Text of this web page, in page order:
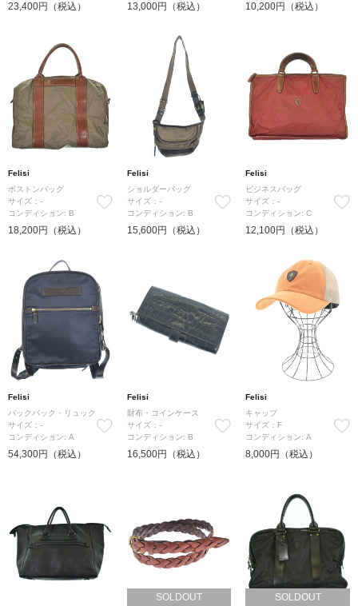
23,400円（税込） 13,000円（税込） 10,200円（税込）
Felisi
ボストンバッグ
サイズ：-
コンディション: B
18,200円（税込）
Felisi
ショルダーバッグ
サイズ：-
コンディション: B
15,600円（税込）
Felisi
ビジネスバッグ
サイズ：-
コンディション: C
12,100円（税込）
Felisi
バックパック・リュック
サイズ：-
コンディション: A
54,300円（税込）
Felisi
財布・コインケース
サイズ：-
コンディション: B
16,500円（税込）
Felisi
キャップ
サイズ：F
コンディション: A
8,000円（税込）
SOLDOUT SOLDOUT